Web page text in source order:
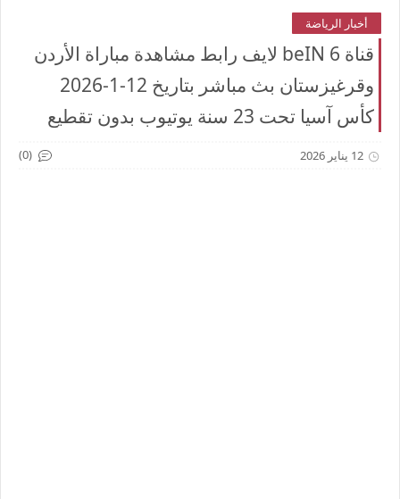
أخبار الرياضة
قناة beIN 6 لايف رابط مشاهدة مباراة الأردن
وقرغيزستان بث مباشر بتاريخ 12-1-2026
كأس آسيا تحت 23 سنة يوتيوب بدون تقطيع
12 يناير 2026 (0)